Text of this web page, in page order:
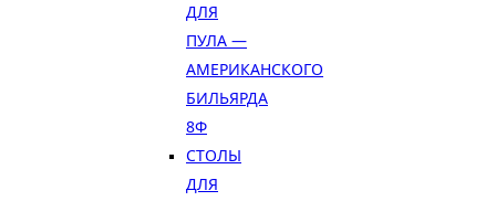
ДЛЯ
ПУЛА —
АМЕРИКАНСКОГО
БИЛЬЯРДА
8Ф
СТОЛЫ
ДЛЯ